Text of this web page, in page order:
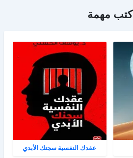
كتب مهمة
عقدك النفسية سجنك الأبدي